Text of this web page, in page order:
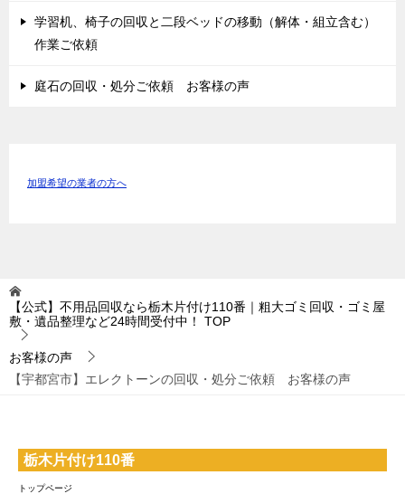
学習机、椅子の回収と二段ベッドの移動（解体・組立含む）
作業ご依頼
庭石の回収・処分ご依頼 お客様の声
加盟希望の業者の方へ
【公式】不用品回収なら栃木片付け110番｜粗大ゴミ回収・ゴミ屋
敷・遺品整理など24時間受付中！
TOP
お客様の声
【宇都宮市】エレクトーンの回収・処分ご依頼 お客様の声
栃木片付け110番
トップページ